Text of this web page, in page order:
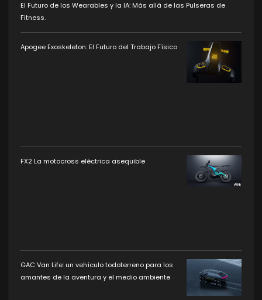
El Futuro de los Wearables y la IA: Más allá de las Pulseras de
Fitness.
Apogee Exoskeleton: El Futuro del Trabajo Físico
FX2 La motocross eléctrica asequible
GAC Van Life: un vehículo todoterreno para los
amantes de la aventura y el medio ambiente